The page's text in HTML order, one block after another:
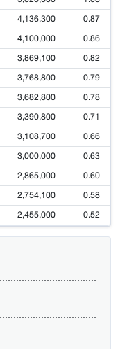
4,136,300 0.87
4,100,000 0.86
3,869,100 0.82
3,768,800 0.79
3,682,800 0.78
3,390,800 0.71
3,108,700 0.66
3,000,000 0.63
2,865,000 0.60
2,754,100 0.58
2,455,000 0.52